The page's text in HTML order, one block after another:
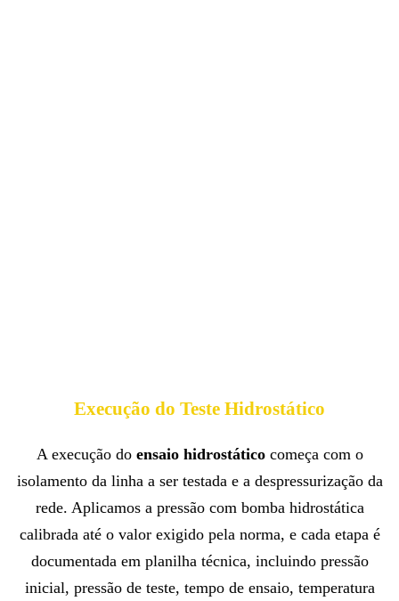
Execução do Teste Hidrostático
A execução do ensaio hidrostáticocomeça com o
isolamento da linha a ser testada e a despressurização da
rede. Aplicamos a pressão com bomba hidrostática
calibrada até o valor exigido pela norma, e cada etapa é
documentada em planilha técnica, incluindo pressão
inicial, pressão de teste, tempo de ensaio, temperatura